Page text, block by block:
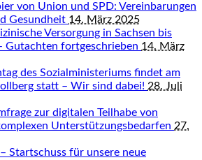
von Union und SPD: Vereinbarungen
Gesundheit 14. März 2025
Versorgung in Sachsen bis
Gutachten fortgeschrieben 14. März
des Sozialministeriums findet am
statt – Wir sind dabei! 28. Juli
zur digitalen Teilhabe von
Unterstützungsbedarfen 27.
Startschuss für unsere neue